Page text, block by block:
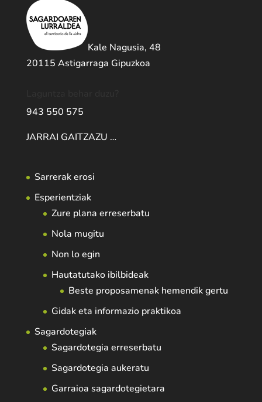
Kale Nagusia, 48
20115 Astigarraga Gipuzkoa
943 550 575
JARRAI GAITZAZU …
Sarrerak erosi
Esperientziak
Zure plana erreserbatu
Nola mugitu
Non lo egin
Hautatutako ibilbideak
Beste proposamenak hemendik gertu
Gidak eta informazio praktikoa
Sagardotegiak
Sagardotegia erreserbatu
Sagardotegia aukeratu
Garraioa sagardotegietara